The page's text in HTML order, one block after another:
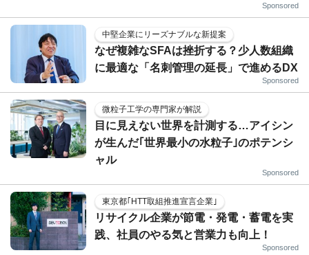
Sponsored
中堅企業にリーズナブルな新提案
なぜ複雑なSFAは挫折する？少人数組織
に最適な「名刺管理の延長」で進めるDX
Sponsored
微粒子工学の専門家が解説
目に見えない世界を計測する…アイシン
が生んだ｢世界最小の水粒子｣のポテンシ
ャル
Sponsored
東京都｢HTT取組推進宣言企業｣
リサイクル企業が節電・発電・蓄電を実
践、社員のやる気と営業力も向上！
Sponsored